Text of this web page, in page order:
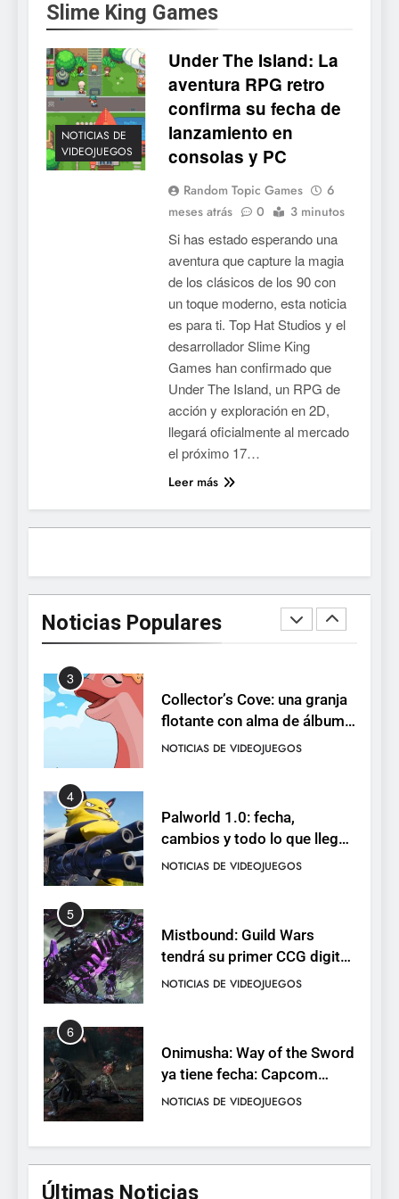
Slime King Games
NOTICIAS DE
VIDEOJUEGOS
Under The Island: La
aventura RPG retro
confirma su fecha de
lanzamiento en
consolas y PC
Random Topic Games
6
meses atrás
0 3 minutos
Si has estado esperando una
aventura que capture la magia
de los clásicos de los 90 con
un toque moderno, esta noticia
es para ti. Top Hat Studios y el
desarrollador Slime King
Games han confirmado que
Under The Island, un RPG de
acción y exploración en 2D,
llegará oficialmente al mercado
el próximo 17…
Leer más
Noticias Populares
tendrá su primer CCG digital
para PC y móviles
6
Onimusha: Way of the Sword
ya tiene fecha: Capcom
lanza demo gratuita y abre
NOTICIAS DE VIDEOJUEGOS
confirma su versión 1.0 para
octubre en PS5 y PC
NOTICIAS DE VIDEOJUEGOS
Stuntman: Hollywood
devuelve el espectáculo de
la conducción acrobática a
PS5, Xbox Series X|S y PC
NOTICIAS DE VIDEOJUEGOS
Ragnarok Origin: Classic ya
está disponible, y es el único
RO F2P-friendly de la saga
NOTICIAS DE VIDEOJUEGOS
Humble Choice de julio
Neon White en el mismo
pack
NOTICIAS DE VIDEOJUEGOS
3
Collector’s Cove: una granja
flotante con alma de álbum
de cromos
NOTICIAS DE VIDEOJUEGOS
4
Palworld 1.0: fecha,
cambios y todo lo que llega
con el lanzamiento
NOTICIAS DE VIDEOJUEGOS
5
Mistbound: Guild Wars
tendrá su primer CCG digital
para PC y móviles
NOTICIAS DE VIDEOJUEGOS
6
Onimusha: Way of the Sword
ya tiene fecha: Capcom
lanza demo gratuita y abre
NOTICIAS DE VIDEOJUEGOS
7
No Rest for the Wicked
confirma su versión 1.0 para
Últimas Noticias